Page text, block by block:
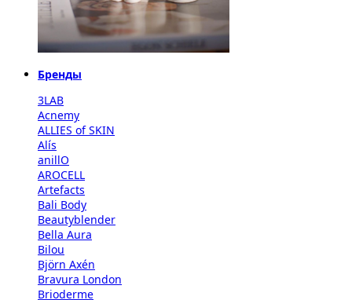
Бренды
3LAB
Acnemy
ALLIES of SKIN
Alís
anillO
AROCELL
Artefacts
Bali Body
Beautyblender
Bella Aura
Bilou
Björn Axén
Bravura London
Brioderme